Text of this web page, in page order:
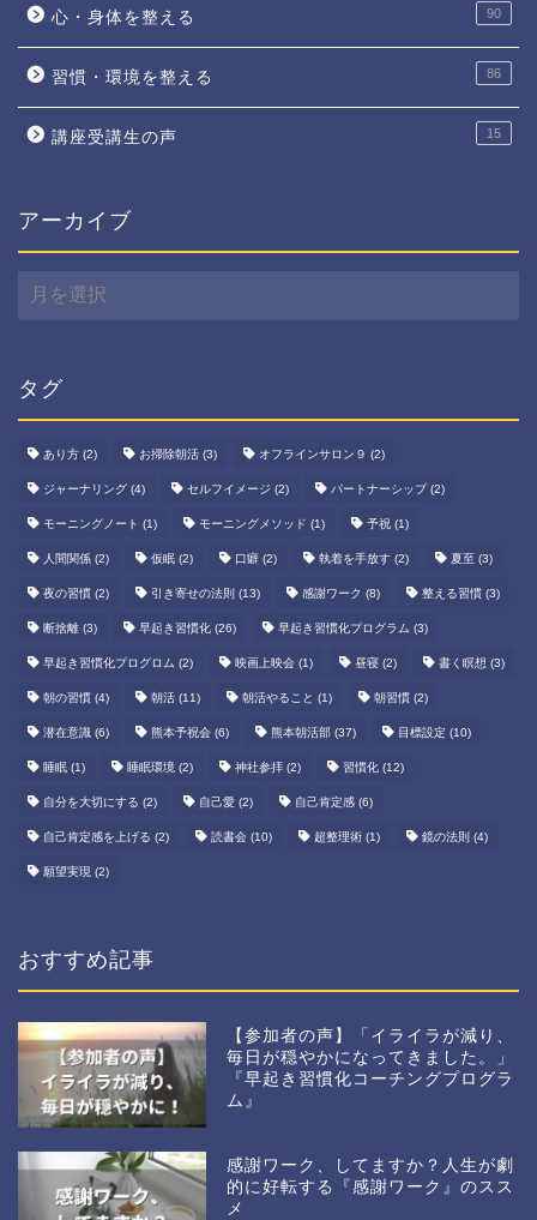
心・身体を整える 90
習慣・環境を整える 86
講座受講生の声 15
アーカイブ
ー
ブ
タグ
あり方 (2) お掃除朝活 (3) オフラインサロン９ (2)
ジャーナリング (4) セルフイメージ (2) パートナーシップ(2)
モーニングノート (1) モーニングメソッド (1) 予祝 (1)
人間関係 (2) 仮眠 (2) 口癖 (2) 執着を手放す (2) 夏至 (3)
夜の習慣 (2) 引き寄せの法則 (13) 感謝ワーク (8) 整える習慣 (3)
断捨離 (3) 早起き習慣化 (26) 早起き習慣化プログラム (3)
早起き習慣化プログロム (2) 映画上映会 (1) 昼寝 (2) 書く瞑想 (3)
朝の習慣 (4) 朝活 (11) 朝活やること (1) 朝習慣 (2)
潜在意識 (6) 熊本予祝会 (6) 熊本朝活部 (37) 目標設定 (10)
睡眠 (1) 睡眠環境 (2) 神社参拝 (2) 習慣化 (12)
自分を大切にする (2) 自己愛 (2) 自己肯定感 (6)
自己肯定感を上げる (2) 読書会 (10) 超整理術 (1) 鏡の法則 (4)
願望実現 (2)
おすすめ記事
【参加者の声】「イライラが減り、
毎日が穏やかになってきました。」
『早起き習慣化コーチングプログラ
ム』
感謝ワーク、してますか？人生が劇
的に好転する『感謝ワーク』のスス
メ